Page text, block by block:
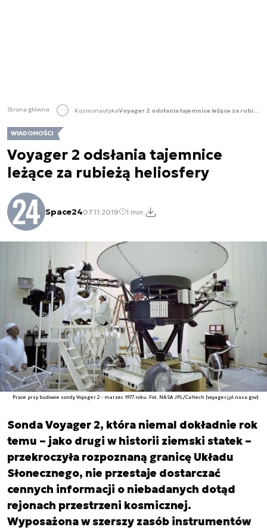
Strona główna Kosmonautyka Voyager 2 odsłania tajemnice leżące za rubieżą heliosfery
WIADOMOŚCI
Voyager 2 odsłania tajemnice
leżące za rubieżą heliosfery
Space2407.11.2019 1 min.
Prace przy budowie sondy Voyager 2 - marzec 1977 roku. Fot. NASA JPL/Caltech [voyager.jpl.nasa.gov]
Sonda Voyager 2, która niemal dokładnie rok
temu – jako drugi w historii ziemski statek –
przekroczyła rozpoznaną granicę Układu
Słonecznego, nie przestaje dostarczać
cennych informacji o niebadanych dotąd
rejonach przestrzeni kosmicznej.
Wyposażona w szerszy zasób instrumentów